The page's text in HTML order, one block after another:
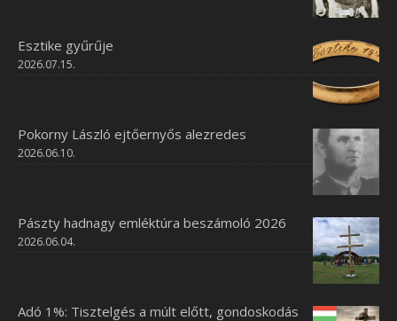
Esztike gyűrűje
2026.07.15.
Pokorny László ejtőernyős alezredes
2026.06.10.
Pászty hadnagy emléktúra beszámoló 2026
2026.06.04.
Adó 1%: Tisztelgés a múlt előtt, gondoskodás